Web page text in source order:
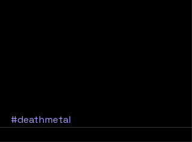
#deathmetal